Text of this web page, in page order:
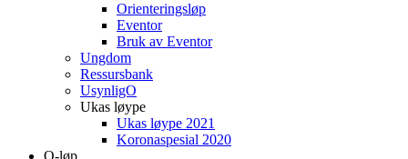
Orienteringsløp
Eventor
Bruk av Eventor
Ungdom
Ressursbank
UsynligO
Ukas løype
Ukas løype 2021
Koronaspesial 2020
O-løp